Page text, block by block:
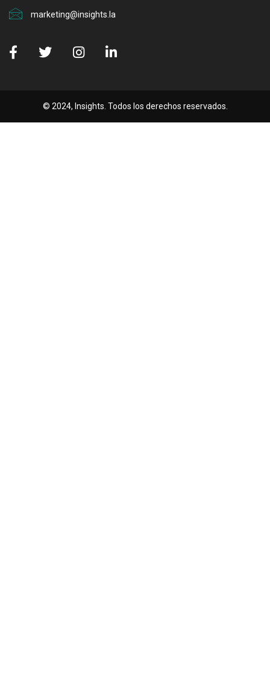
marketing@insights.la
© 2024, Insights. Todos los derechos reservados.